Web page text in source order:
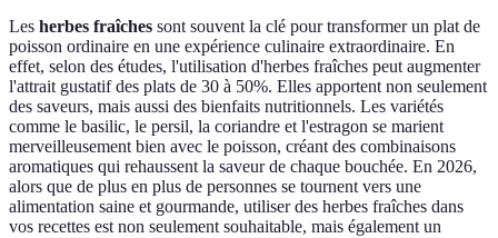
Les herbes fraîches sont souvent la clé pour transformer un plat de
poisson ordinaire en une expérience culinaire extraordinaire. En
effet, selon des études, l'utilisation d'herbes fraîches peut augmenter
l'attrait gustatif des plats de 30 à 50%. Elles apportent non seulement
des saveurs, mais aussi des bienfaits nutritionnels. Les variétés
comme le basilic, le persil, la coriandre et l'estragon se marient
merveilleusement bien avec le poisson, créant des combinaisons
aromatiques qui rehaussent la saveur de chaque bouchée. En 2026,
alors que de plus en plus de personnes se tournent vers une
alimentation saine et gourmande, utiliser des herbes fraîches dans
vos recettes est non seulement souhaitable, mais également un